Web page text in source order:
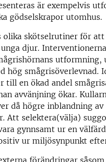
är exempelvis
gödselskrapor utomhus.
olika skötselrutiner för
djur.
hög smågrisöverlevnad.
till en ökad andel
avvänjning ökar.
då högre inblandning
Att selektera(välja)
gynnsamt ur en
ur miljösynpunkt
förändringar